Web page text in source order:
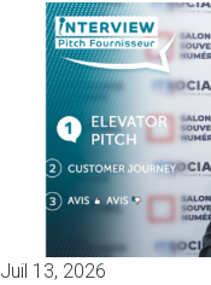
Juil 13, 2026